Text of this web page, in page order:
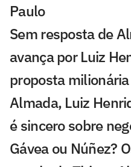
Paulo
Sem resposta de
avança por Luiz
proposta milionária
Almada, Luiz
é sincero sobre
Gávea ou Núñez?